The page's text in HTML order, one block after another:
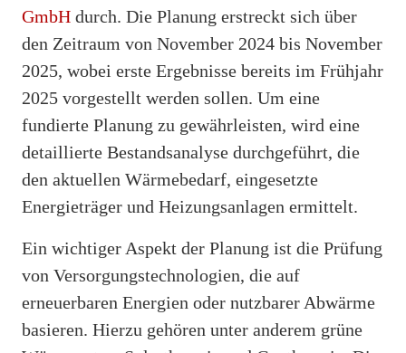
GmbH durch. Die Planung erstreckt sich über
den Zeitraum von November 2024 bis November
2025, wobei erste Ergebnisse bereits im Frühjahr
2025 vorgestellt werden sollen. Um eine
fundierte Planung zu gewährleisten, wird eine
detaillierte Bestandsanalyse durchgeführt, die
den aktuellen Wärmebedarf, eingesetzte
Energieträger und Heizungsanlagen ermittelt.
Ein wichtiger Aspekt der Planung ist die Prüfung
von Versorgungstechnologien, die auf
erneuerbaren Energien oder nutzbarer Abwärme
basieren. Hierzu gehören unter anderem grüne